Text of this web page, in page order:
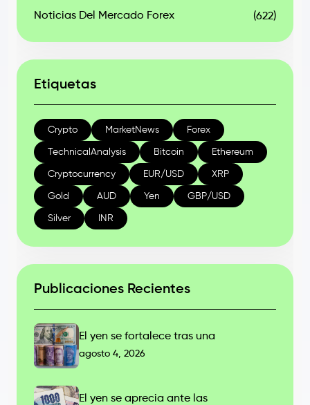
Noticias Del Mercado Forex (622)
Etiquetas
Crypto MarketNews Forex
TechnicalAnalysis Bitcoin Ethereum
Cryptocurrency EUR/USD XRP
Gold AUD Yen GBP/USD
Silver INR
Publicaciones Recientes
El yen se fortalece tras una
agosto 4, 2026
El yen se aprecia ante las